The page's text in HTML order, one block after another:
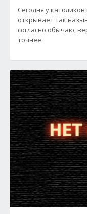
Сегодня у
открывает так
согласно обычаю,
точнее